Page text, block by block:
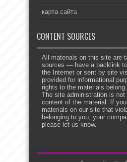
карта сайта
CONTENT SOURCES
All materials on this site are
sources — have a backlink
the Internet or sent by site
provided for informational
rights to the materials belong
The site administration is
content of the material. If
materials on our site that
belonging to you, your
please let us know.